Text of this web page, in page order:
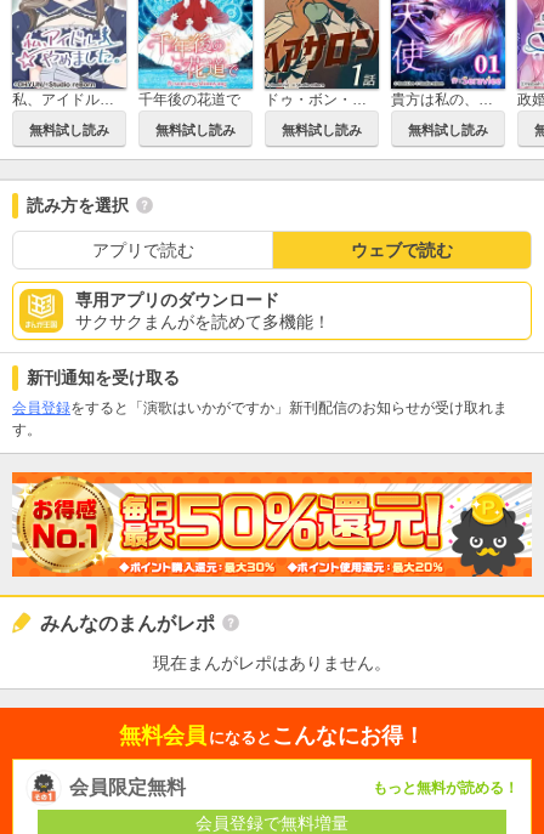
私、アイドルやめました。
無料試し読み
千年後の花道で
無料試し読み
ドゥ・ボン・ヘアサロン
無料試し読み
貴方は私の、私は貴方の守護天使
無料試し読み
読み方を選択
アプリで読む ウェブで読む
専用アプリのダウンロード
サクサクまんがを読めて多機能！
新刊通知を受け取る
会員登録をすると「演歌はいかがですか」新刊配信のお知らせが受け取れま
す。
みんなのまんがレポ
現在まんがレポはありません。
無料会員 になると こんなにお得！
会員限定無料 もっと無料が読める！
会員登録で無料増量